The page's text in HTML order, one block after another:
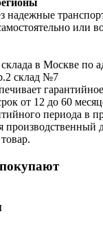
надежные
или
в Москве по
склад №7
от 12 до 60
периода в
производственный